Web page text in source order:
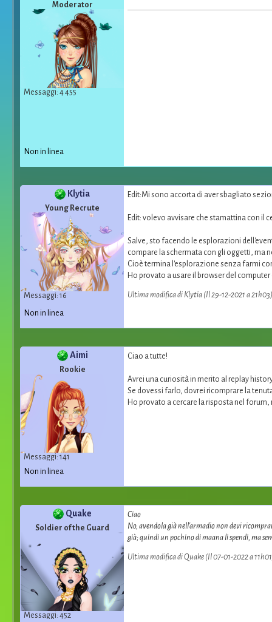
Moderator
Messaggi: 4 455
Non in linea
Klytia
Young Recrute
Messaggi: 16
Edit:Mi sono accorta di aver sbagliato
Edit: volevo avvisare che stamattina con il
Salve, sto facendo le esplorazioni
compare la schermata con gli oggetti, ma
Cioè termina l'esplorazione senza farmi
Ho provato a usare il browser del
Ultima modifica di Klytia (Il 29-12-2021 a 21h03)
Non in linea
Aimi
Rookie
Messaggi: 141
Ciao a tutte!
Avrei una curiosità in merito al replay
Se dovessi farlo, dovrei ricomprare la
Ho provato a cercare la risposta nel
Non in linea
Quake
Soldier of the Guard
Messaggi: 452
Ciao
No, avendola già nell'armadio non devi
già; quindi un pochino di maana li spendi, ma
Ultima modifica di Quake (Il 07-01-2022 a